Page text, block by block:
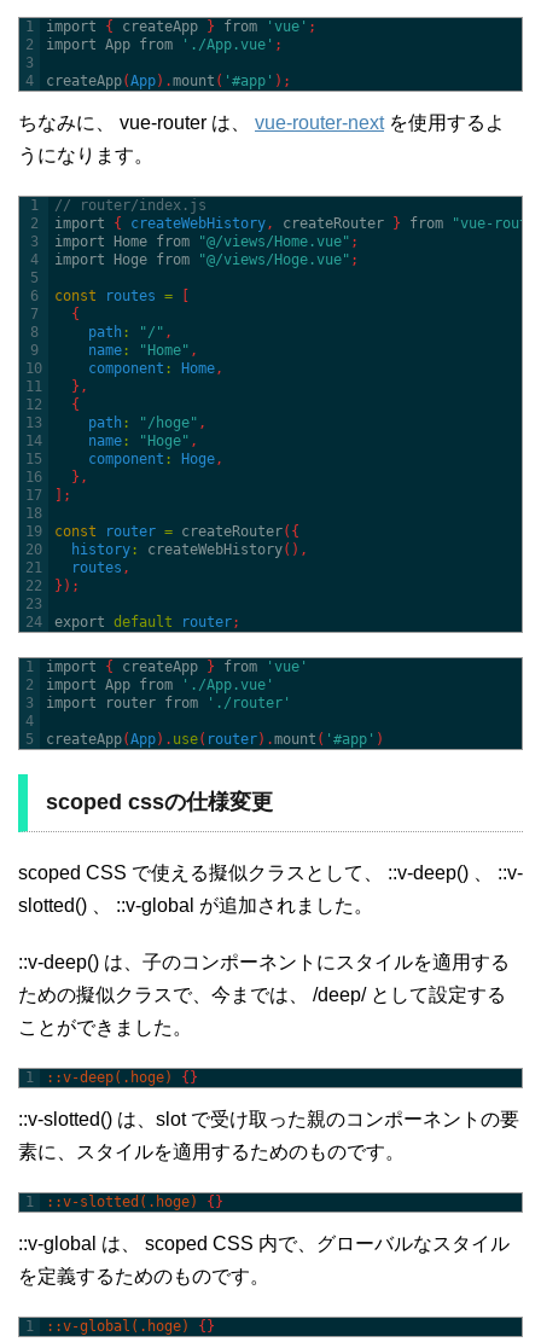
1
2
3
4
import { createApp } from 'vue' ;
import App from './App.vue' ;
createApp(App) .mount ( '#app' ) ;
ちなみに、 vue-router は、 vue-router-nextを使用するよ
うになります。
1
2
3
4
5
6
7
8
9
10
11
12
13
14
15
16
17
18
19
20
21
22
23
24
// router/index.js
import
{ createWebHistory , createRouter } from
"vue-
import Home from "@/views/Home.vue" ;
import Hoge from "@/views/Hoge.vue" ;
const routes =
[
{
path : "/" ,
name : "Home" ,
component : Home ,
} ,
{
path : "/hoge" ,
name : "Hoge" ,
component : Hoge ,
} ,
] ;
const router = createRouter( {
history : createWebHistory( ) ,
routes ,
} ) ;
export default router;
1
2
3
4
5
import { createApp } from
'vue'
import App from
'./App.vue'
import
router from './router'
createApp(App) . use( router) .mount ( '#app' )
scoped cssの仕様変更
scoped CSS で使える擬似クラスとして、 ::v-deep() 、 ::v-
slotted() 、 ::v-global が追加されました。
::v-deep() は、子のコンポーネントにスタイルを適用する
ための擬似クラスで、今までは、 /deep/ として設定する
ことができました。
1 ::v-deep(.hoge) {}
::v-slotted() は、slot で受け取った親のコンポーネントの要
素に、スタイルを適用するためのものです。
1 ::v-slotted(.hoge) {}
::v-global は、 scoped CSS 内で、グローバルなスタイル
を定義するためのものです。
1 ::v-global(.hoge) {}